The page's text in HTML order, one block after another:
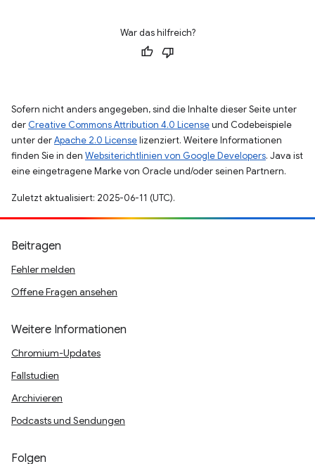
War das hilfreich?
Sofern nicht anders angegeben, sind die Inhalte dieser Seite unter
der Creative Commons Attribution 4.0 Licenseund Codebeispiele
unter derApache 2.0 Licenselizenziert. Weitere Informationen
finden Sie in den Websiterichtlinien von Google Developers. Java ist
eine eingetragene Marke von Oracle und/oder seinen Partnern.
Zuletzt aktualisiert: 2025-06-11 (UTC).
Beitragen
Fehler melden
Offene Fragen ansehen
Weitere Informationen
Chromium-Updates
Fallstudien
Archivieren
Podcasts und Sendungen
Folgen